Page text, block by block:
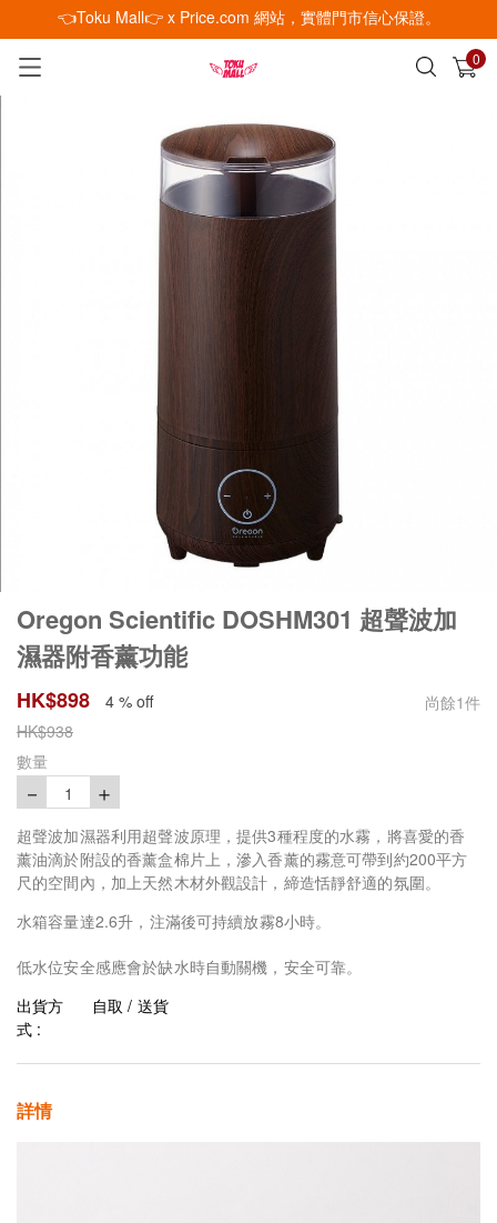
👈Toku Mall👉 x Price.com 網站，實體門市信心保證。
0
已加入購物車 查看
Oregon Scientific DOSHM301 超聲波加
濕器附香薰功能
HK$898 4 % off 尚餘1件
HK$938
數量
－ 1 ＋
超聲波加濕器利用超聲波原理，提供3種程度的水霧，將喜愛的香
薰油滴於附設的香薰盒棉片上，滲入香薰的霧意可帶到約200平方
尺的空間內，加上天然木材外觀設計，締造恬靜舒適的氛圍。
水箱容量達2.6升，注滿後可持續放霧8小時。
低水位安全感應會於缺水時自動關機，安全可靠。
出貨方
式 :
自取 / 送貨
詳情